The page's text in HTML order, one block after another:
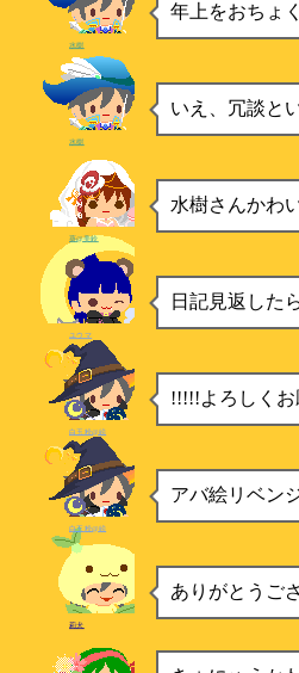
年上をおちょ
水樹
いえ、冗談と
水樹
水樹さんかわ
葵@美鈴
日記見返した
ユウマ
!!!!!よろしく
白玉粉@絵
アバ絵リベン
白玉粉@絵
ありがとうご
莉犬